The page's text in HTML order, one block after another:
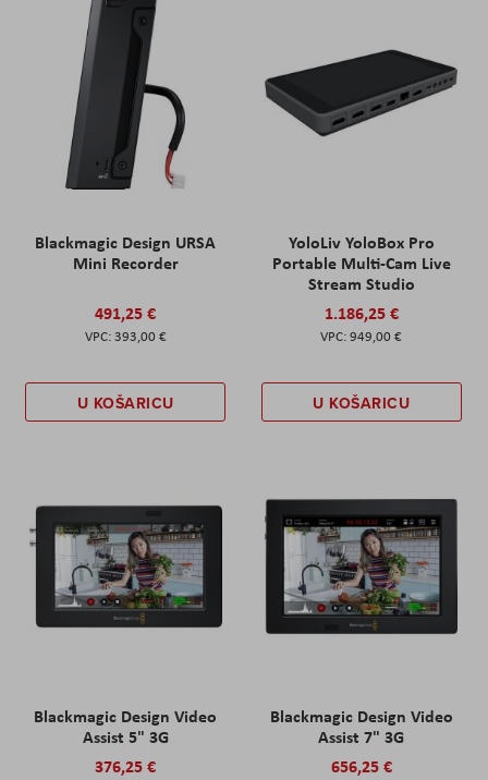
Blackmagic Design URSA
Mini Recorder
491,25 €
393,00 €
U KOŠARICU
YoloLiv YoloBox Pro
Portable Multi-Cam Live
Stream Studio
1.186,25 €
949,00 €
U KOŠARICU
Blackmagic Design Video
Assist 5" 3G
376,25 €
Blackmagic Design Video
Assist 7" 3G
656,25 €